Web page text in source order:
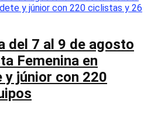
del 7 al 9 de agosto
Femenina en
júnior con 220